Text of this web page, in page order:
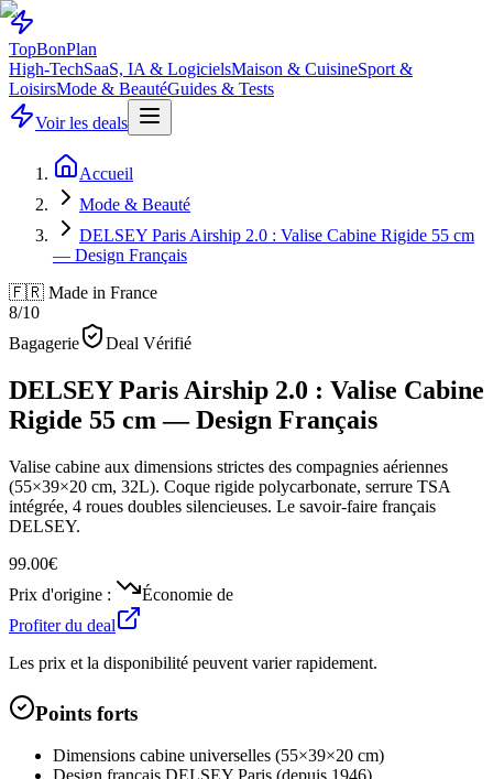
TopBonPlan
High-TechSaaS, IA & LogicielsMaison & CuisineSport &
LoisirsMode & BeautéGuides & Tests
Voir les deals
Accueil
Mode & Beauté
DELSEY Paris Airship 2.0 : Valise Cabine Rigide 55 cm
— Design Français
🇫🇷 Made in France
8/10
Bagagerie
Deal Vérifié
DELSEY Paris Airship 2.0 : Valise Cabine
Rigide 55 cm — Design Français
Valise cabine aux dimensions strictes des compagnies aériennes
(55×39×20 cm, 32L). Coque rigide polycarbonate, serrure TSA
intégrée, 4 roues doubles silencieuses. Le savoir-faire français
DELSEY.
99.00€
Prix d'origine :
Économie de
Profiter du deal
Les prix et la disponibilité peuvent varier rapidement.
Points forts
Dimensions cabine universelles (55×39×20 cm)